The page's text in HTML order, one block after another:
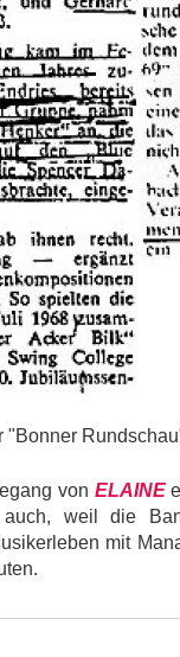
"Bonner
von ELAINE
weil die
mit